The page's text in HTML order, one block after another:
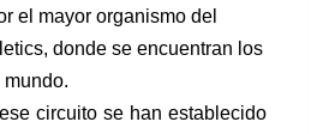
el mayor organismo del
donde se encuentran los
circuito se han establecido